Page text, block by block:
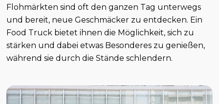
Flohmärkten sind oft den ganzen Tag unterwegs
und bereit, neue Geschmäcker zu entdecken. Ein
Food Truck bietet ihnen die Möglichkeit, sich zu
stärken und dabei etwas Besonderes zu genießen,
während sie durch die Stände schlendern.